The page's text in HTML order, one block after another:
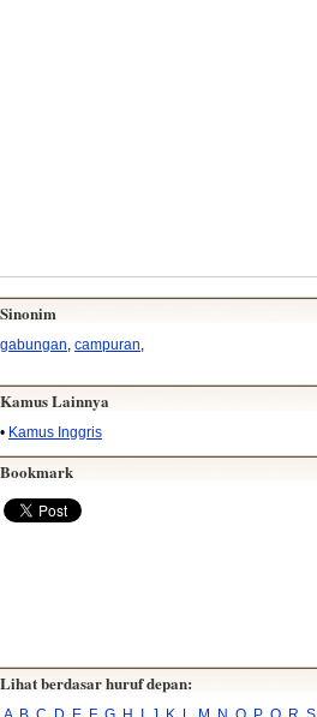
Sinonim
gabungan campuran
Kamus Lainnya
• Kamus Inggris
Bookmark
Lihat berdasar huruf depan: